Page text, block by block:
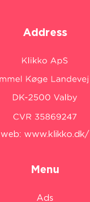
Address
web: www.klikko.dk/
Menu
Ads